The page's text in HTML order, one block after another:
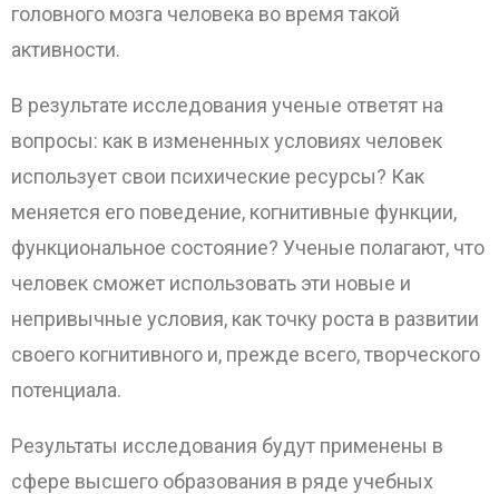
головного мозга человека во время такой
активности.
В результате исследования ученые ответят на
вопросы: как в измененных условиях человек
использует свои психические ресурсы? Как
меняется его поведение, когнитивные функции,
функциональное состояние? Ученые полагают, что
человек сможет использовать эти новые и
непривычные условия, как точку роста в развитии
своего когнитивного и, прежде всего, творческого
потенциала.
Результаты исследования будут применены в
сфере высшего образования в ряде учебных